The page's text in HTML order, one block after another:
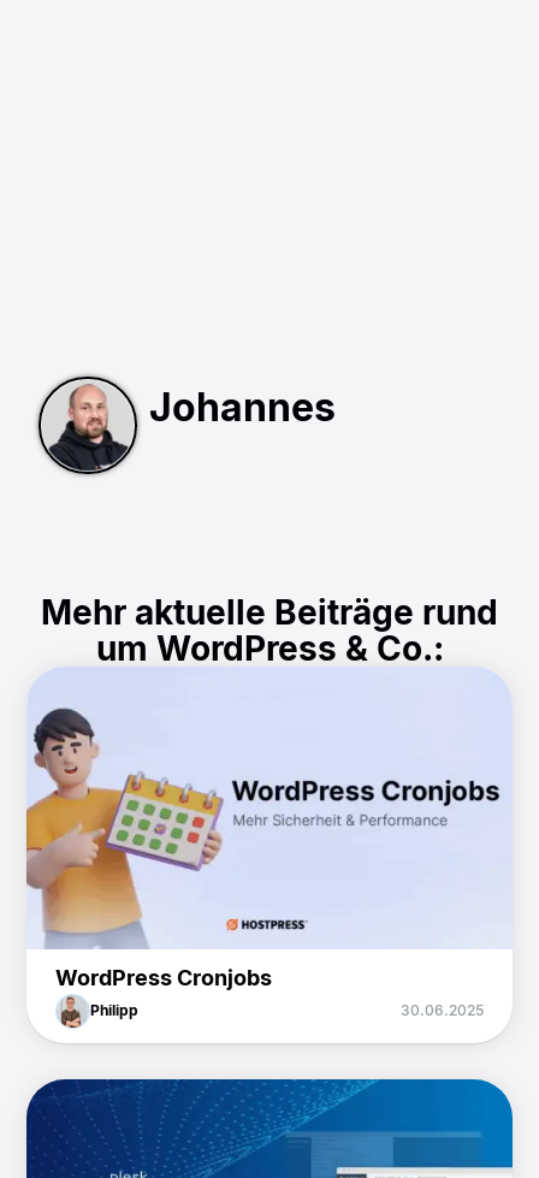
Johannes
Mehr aktuelle Beiträge rund
um WordPress & Co.:
WordPress Cronjobs
Philipp 30.06.2025